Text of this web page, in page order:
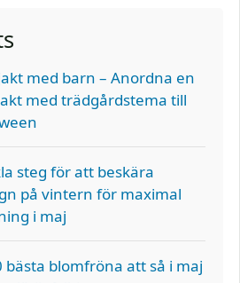
med barn – Anordna en
med trädgårdstema till
steg för att beskära
på vintern för maximal
i maj
bästa blomfröna att så i maj